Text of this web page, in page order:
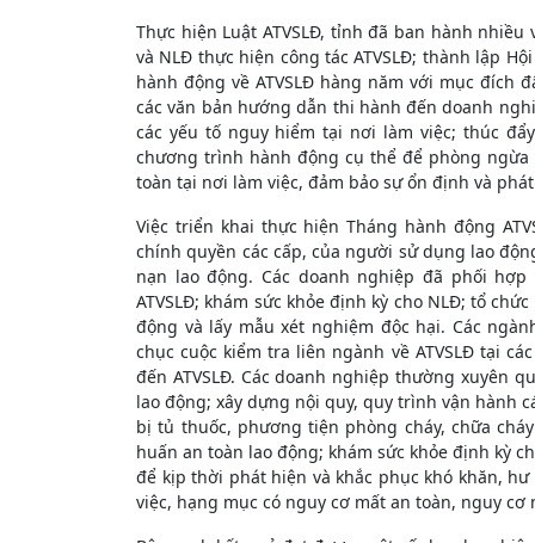
Thực hiện Luật ATVSLĐ, tỉnh đã ban hành
và NLĐ thực hiện công tác ATVSLĐ; thành lập
hành động về ATVSLĐ hàng năm với mục đích
các văn bản hướng dẫn thi hành đến doanh
các yếu tố nguy hiểm tại nơi làm việc; thúc
chương trình hành động cụ thể để phòng
toàn tại nơi làm việc, đảm bảo sự ổn định và
Việc triển khai thực hiện Tháng hành động
chính quyền các cấp, của người sử dụng lao
nạn lao động. Các doanh nghiệp đã phối
ATVSLĐ; khám sức khỏe định kỳ cho NLĐ; tổ
động và lấy mẫu xét nghiệm độc hại. Các
chục cuộc kiểm tra liên ngành về ATVSLĐ tại
đến ATVSLĐ. Các doanh nghiệp thường
lao động; xây dựng nội quy, quy trình vận hành
bị tủ thuốc, phương tiện phòng cháy, chữa
huấn an toàn lao động; khám sức khỏe định kỳ
để kịp thời phát hiện và khắc phục khó khăn,
việc, hạng mục có nguy cơ mất an toàn, nguy